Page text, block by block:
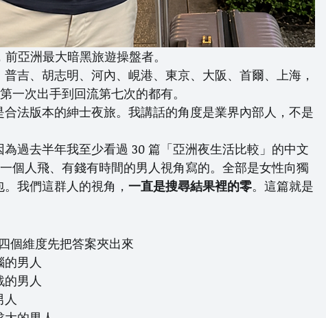
亞洲最大暗黑旅遊操盤者。
吉、胡志明、河內、峴港、東京、大阪、首爾、上海，
一次出手到回流第七次的都有。
法版本的紳士夜旅。我講話的角度是業界內部人，不是
過去半年我至少看過 30 篇「亞洲夜生活比較」的中文
個人飛、有錢有時間的男人視角寫的。全部是女性向獨
我們這群人的視角， 一直是搜尋結果裡的零。這篇就是
個維度先把答案夾出來
男人
男人
人